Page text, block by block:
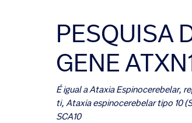
PESQUISA
GENE
É igual aAtaxia Espinocerebelar,
ti, Ataxia espinocerebelar tipo 10
SCA10